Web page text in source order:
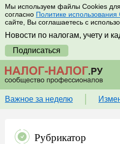
Мы используем файлы Cookies
согласно Политике использования
сайте, Вы соглашаетесь с
Новости по налогам, учету и
Подписаться
Важное за неделю
Рубрикатор